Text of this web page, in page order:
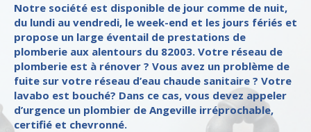
Notre société est disponible de jour comme de nuit,
du lundi au vendredi, le week-end et les jours fériés et
propose un large éventail de prestations de
plomberie aux alentours du 82003. Votre réseau de
plomberie est à rénover ? Vous avez un problème de
fuite sur votre réseau d’eau chaude sanitaire ? Votre
lavabo est bouché? Dans ce cas, vous devez appeler
d’urgence un plombier de Angeville irréprochable,
certifié et chevronné.